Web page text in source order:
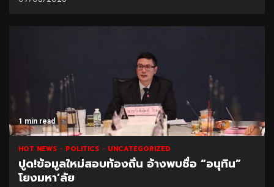
1 min read
HOT NEWS POLITICS UNCATEGORIZED
ปูด!ข้อมูลใหม่สอบท้องถิ่น อ้างพบชื่อ “อนุทิน”
โยงมหา’ลัย